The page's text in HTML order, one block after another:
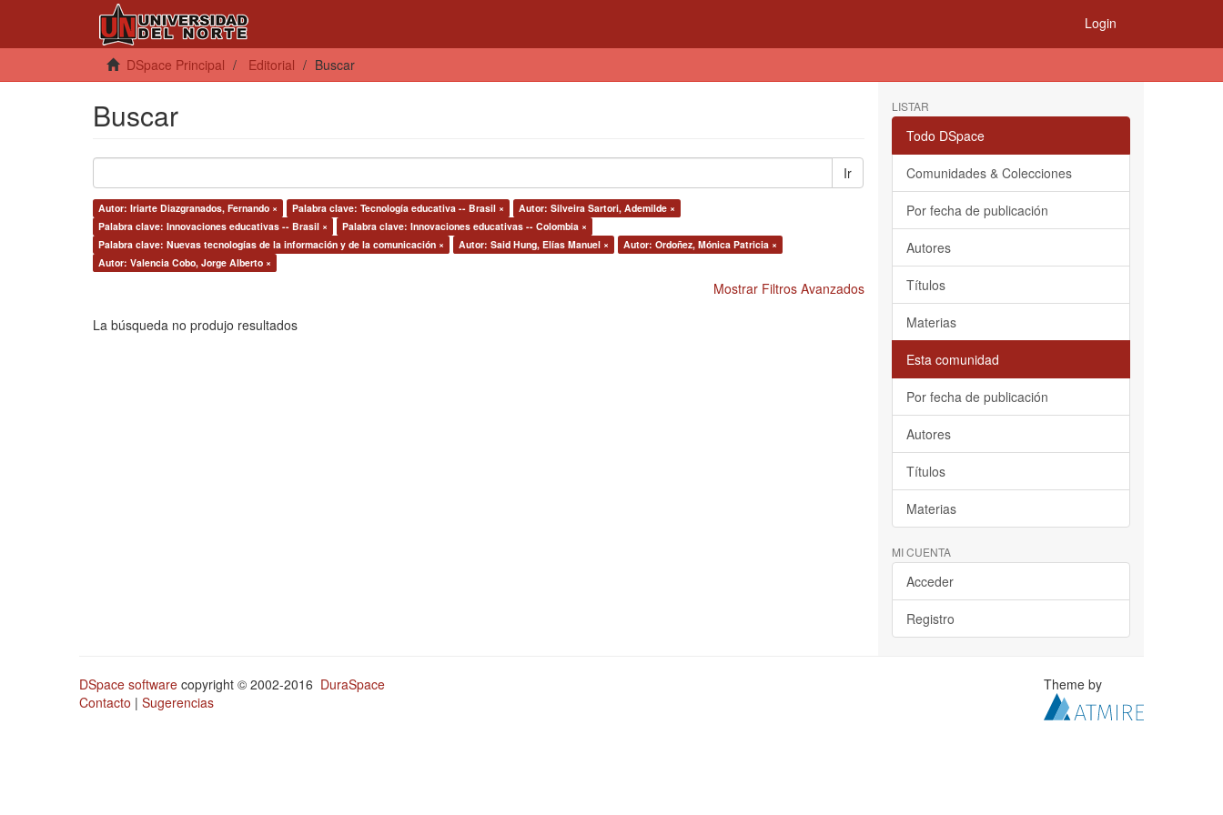
Login
DSpace Principal Editorial Buscar
Buscar
Ir
Autor: Iriarte Diazgranados, Fernando × Palabra clave: Tecnología educativa -- Brasil ×
Autor: Silveira Sartori, Ademilde ×
Palabra clave: Innovaciones educativas -- Brasil ×
Palabra clave: Innovaciones educativas -- Colombia ×
Palabra clave: Nuevas tecnologías de la información y de la comunicación ×
Autor: Said Hung, Elías Manuel ×
Autor: Ordoñez, Mónica Patricia ×
Autor: Valencia Cobo, Jorge Alberto ×
Mostrar Filtros Avanzados
La búsqueda no produjo resultados
LISTAR
Todo DSpace
Comunidades & Colecciones
Por fecha de publicación
Autores
Títulos
Materias
Esta comunidad
Por fecha de publicación
Autores
Títulos
Materias
MI CUENTA
Acceder
Registro
DSpace software copyright © 2002-2016 DuraSpace
Contacto | Sugerencias
Theme by